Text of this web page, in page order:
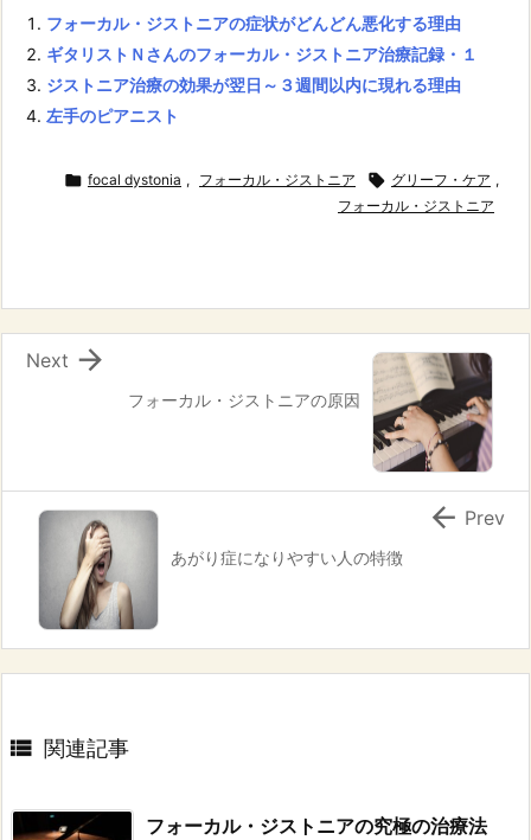
フォーカル・ジストニアの症状がどんどん悪化する理由
ギタリストＮさんのフォーカル・ジストニア治療記録・１
ジストニア治療の効果が翌日～３週間以内に現れる理由
左手のピアニスト
 focal dystonia , フォーカル・ジストニア  グリーフ・ケア ,
フォーカル・ジストニア
フォーカル・ジストニアの原因

Next
あがり症になりやすい人の特徴
 Prev
 関連記事
フォーカル・ジストニアの究極の治療法